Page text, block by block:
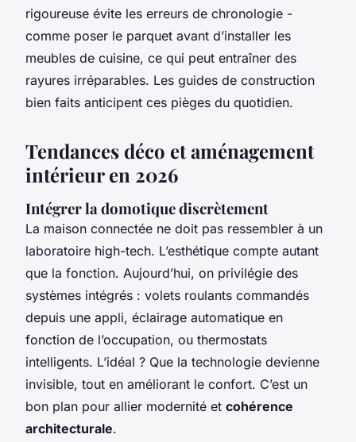
rigoureuse évite les erreurs de chronologie -
comme poser le parquet avant d’installer les
meubles de cuisine, ce qui peut entraîner des
rayures irréparables. Les guides de construction
bien faits anticipent ces pièges du quotidien.
Tendances déco et aménagement
intérieur en 2026
Intégrer la domotique discrètement
La maison connectée ne doit pas ressembler à un
laboratoire high-tech. L’esthétique compte autant
que la fonction. Aujourd’hui, on privilégie des
systèmes intégrés : volets roulants commandés
depuis une appli, éclairage automatique en
fonction de l’occupation, ou thermostats
intelligents. L’idéal ? Que la technologie devienne
invisible, tout en améliorant le confort. C’est un
bon plan pour allier modernité et cohérence
architecturale.